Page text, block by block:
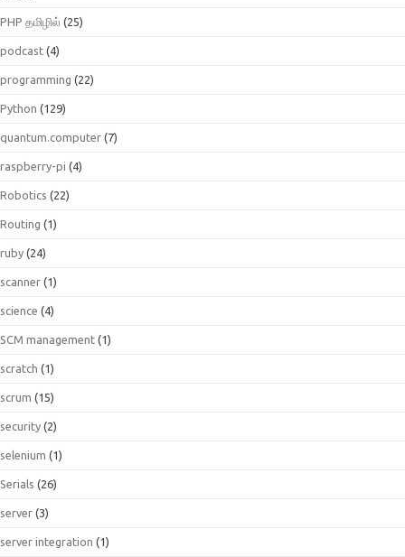
PHP தமிழில் (25)
podcast (4)
programming (22)
Python (129)
quantum.computer (7)
raspberry-pi (4)
Robotics (22)
Routing (1)
ruby (24)
scanner (1)
science (4)
SCM management (1)
scratch (1)
scrum (15)
security (2)
selenium (1)
Serials (26)
server (3)
server integration (1)